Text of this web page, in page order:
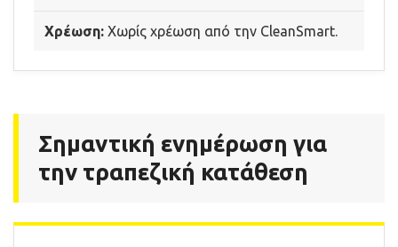
Χρέωση: Χωρίς χρέωση από την CleanSmart.
Σημαντική ενημέρωση για
την τραπεζική κατάθεση